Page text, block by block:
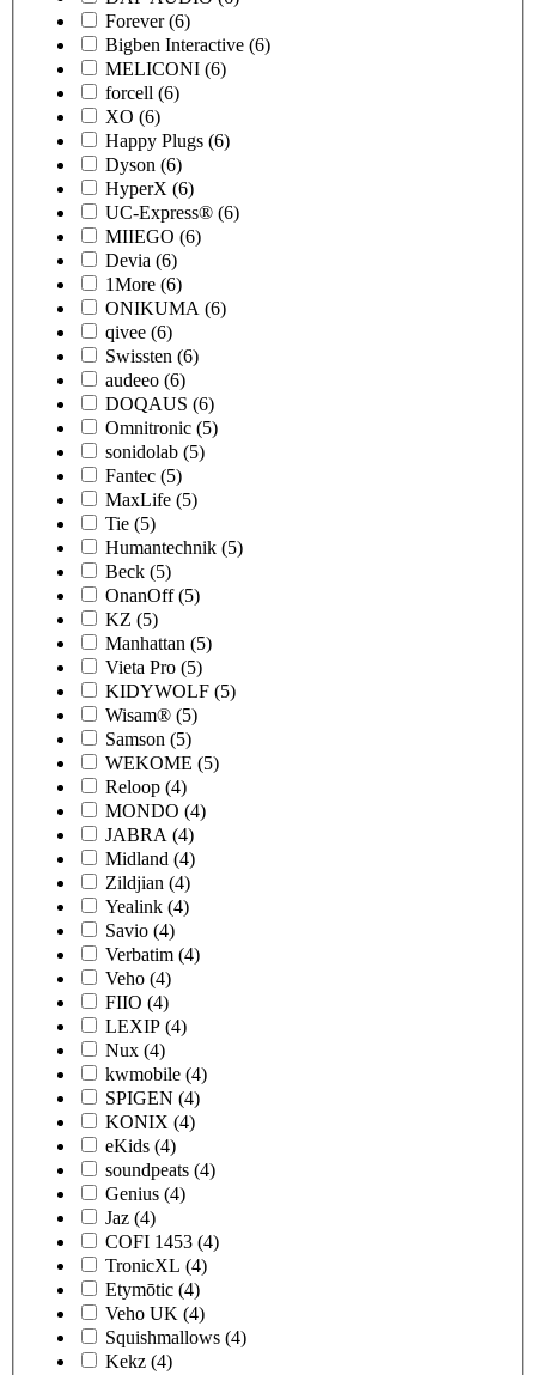
Forever (6)
Bigben Interactive (6)
MELICONI (6)
forcell (6)
XO (6)
Happy Plugs (6)
Dyson (6)
HyperX (6)
UC-Express® (6)
MIIEGO (6)
Devia (6)
1More (6)
ONIKUMA (6)
qivee (6)
Swissten (6)
audeeo (6)
DOQAUS (6)
Omnitronic (5)
sonidolab (5)
Fantec (5)
MaxLife (5)
Tie (5)
Humantechnik (5)
Beck (5)
OnanOff (5)
KZ (5)
Manhattan (5)
Vieta Pro (5)
KIDYWOLF (5)
Wisam® (5)
Samson (5)
WEKOME (5)
Reloop (4)
MONDO (4)
JABRA (4)
Midland (4)
Zildjian (4)
Yealink (4)
Savio (4)
Verbatim (4)
Veho (4)
FIIO (4)
LEXIP (4)
Nux (4)
kwmobile (4)
SPIGEN (4)
KONIX (4)
eKids (4)
soundpeats (4)
Genius (4)
Jaz (4)
COFI 1453 (4)
TronicXL (4)
Etymōtic (4)
Veho UK (4)
Squishmallows (4)
Kekz (4)